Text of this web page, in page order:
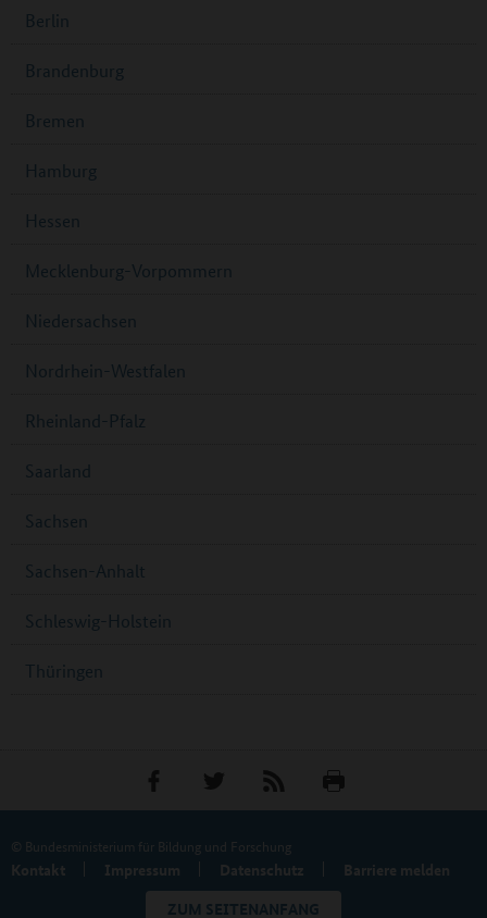
Berlin
Brandenburg
Bremen
Hamburg
Hessen
Mecklenburg-Vorpommern
Niedersachsen
Nordrhein-Westfalen
Rheinland-Pfalz
Saarland
Sachsen
Sachsen-Anhalt
Schleswig-Holstein
Thüringen
ZUM SEITENANFANG
© Bundesministerium für Bildung und Forschung
Kontakt Impressum Datenschutz Barriere melden